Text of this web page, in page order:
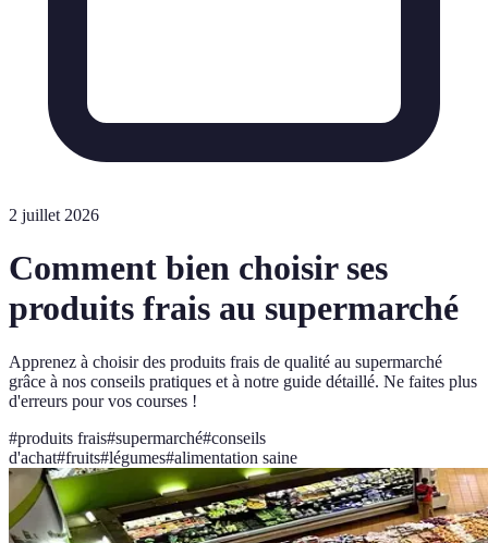
2 juillet 2026
Comment bien choisir ses
produits frais au supermarché
Apprenez à choisir des produits frais de qualité au supermarché
grâce à nos conseils pratiques et à notre guide détaillé. Ne faites plus
d'erreurs pour vos courses !
#produits frais#supermarché#conseils
d'achat#fruits#légumes#alimentation saine